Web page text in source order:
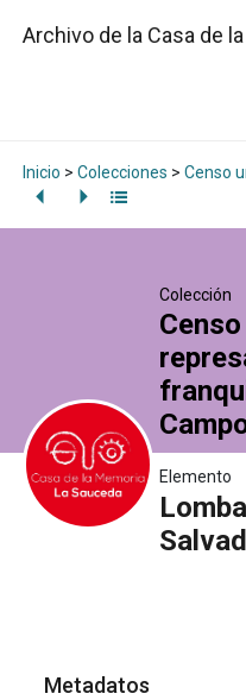
Archivo de la Casa de
Inicio > Colecciones > Censo
Colección
Elemento
Metadatos